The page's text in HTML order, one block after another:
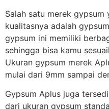
Salah satu merek
kualitasnya adalah
gypsum ini memiliki
sehingga bisa kamu
Ukuran gypsum merek
mulai dari 9mm sampai
Gypsum Aplus juga
dari ukuran gypsum